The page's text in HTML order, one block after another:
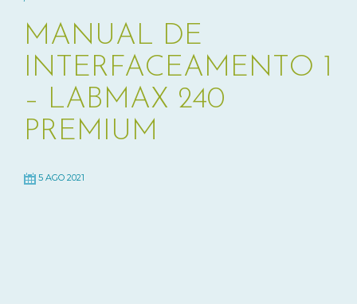
MANUAL DE
INTERFACEAMENTO 1
– LABMAX 240
PREMIUM
5 AGO 2021